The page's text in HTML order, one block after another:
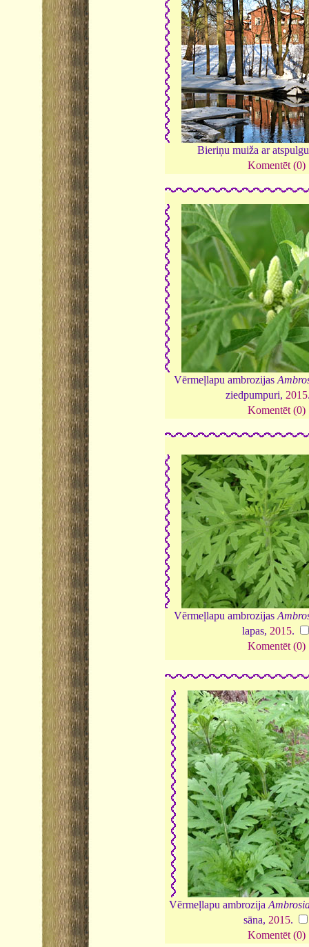
Bieriņu muiža ar
Komentēt (0)
Vērmeļlapu ambrozijas
ziedpumpuri, 2015
Komentēt (0)
Vērmeļlapu ambrozijas
lapas, 2015.
Komentēt (0)
Vērmeļlapu ambrozija
sāna, 2015.
Komentēt (0)